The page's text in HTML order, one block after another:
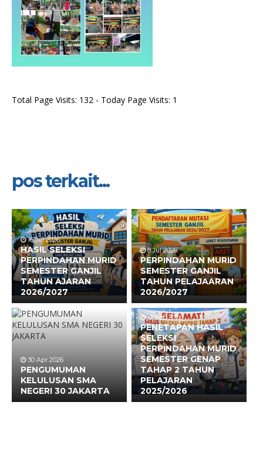
Total Page Visits: 132 - Today Page Visits: 1
pos terkait...
16 Jul 2026
HASIL SELEKSI
PERPINDAHAN MURID
SEMESTER GANJIL
TAHUN AJARAN
2026/2027
8 Jul 2026
PERPINDAHAN MURID
SEMESTER GANJIL
TAHUN PELAJAARAN
2026/2027
30 Apr 2026
PENGUMUMAN
KELULUSAN SMA
NEGERI 30 JAKARTA
12 Feb 2026
PENETAPAN HASIL
SELEKSI
PERPINDAHAN MURID
SEMESTER GENAP
TAHAP 2 TAHUN
PELAJARAN
2025/2026